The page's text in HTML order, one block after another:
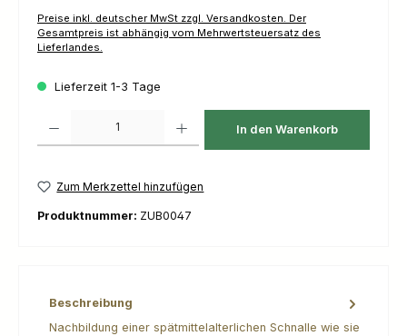
Preise inkl. deutscher MwSt zzgl. Versandkosten. Der
Gesamtpreis ist abhängig vom Mehrwertsteuersatz des
Lieferlandes.
Lieferzeit 1-3 Tage
In den Warenkorb
Zum Merkzettel hinzufügen
Produktnummer: ZUB0047
Beschreibung
Nachbildung einer spätmittelalterlichen Schnalle wie sie